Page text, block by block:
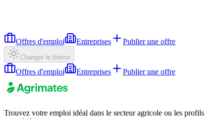
Offres d'emploi Entreprises Publier une offre
Changer le thème
Offres d'emploi Entreprises Publier une offre
Trouvez votre emploi idéal dans le secteur agricole ou les profils